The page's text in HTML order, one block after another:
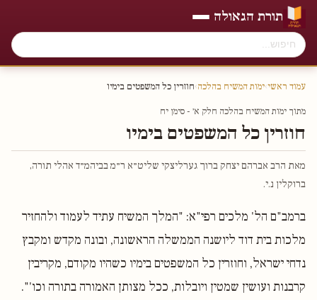
תורת הגאולה
עמוד ראשי›ימות המשיח בהלכה›חוזרין כל המשפטים בימיו
מתוך ימות המשיח בהלכה חלק א׳ - סימן יח
חוזרין כל המשפטים בימיו
מאת הרב אברהם יצחק ברוך גערליצקי שליט״א ר״מ בביהמ״ד אהלי תורה,
ברוקלין נ.י.
ברמב"ם הל' מלכים רפי"א: "המלך המשיח עתיד לעמוד ולהחזיר
מלכות בית דוד ליושנה הממשלה הראשונה, ובונה מקדש ומקבץ
נדחי ישראל, וחוזרין כל המשפטים בימיו כשהיו מקודם, מקריבין
קרבנות ועושין שמטין ויובלות, ככל מצותן האמורה בתורה וכו'".